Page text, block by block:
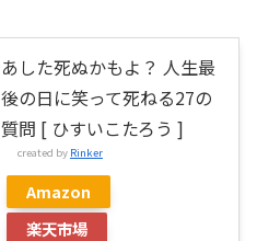
あした死ぬかもよ？ 人生最
後の日に笑って死ねる27の
質問 [ ひすいこたろう ]
created by Rinker
Amazon
楽天市場